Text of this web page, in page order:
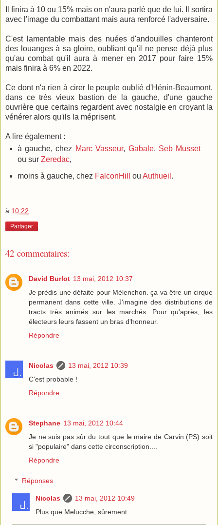
Il finira à 10 ou 15% mais on n'aura parlé que de lui. Il sortira
avec l'image du combattant mais aura renforcé l'adversaire.
C'est lamentable mais des nuées d'andouilles chanteront
des louanges à sa gloire, oubliant qu'il ne pense déjà plus
qu'au combat qu'il aura à mener en 2017 pour faire 15%
mais finira à 6% en 2022.
Ce dont n'a rien à cirer le peuple oublié d'Hénin-Beaumont,
dans ce très vieux bastion de la gauche, d'une gauche
ouvrière que certains regardent avec nostalgie en croyant la
vénérer alors qu'ils la méprisent.
A lire également :
à gauche, chez Marc Vasseur, Gabale, Seb Musset
ou sur Zeredac,
moins à gauche, chez FalconHill ou Authueil .
à 10:22
Partager
42 commentaires:
David Burlot 13 mai, 2012 10:37
Je prédis une défaite pour Mélenchon. ça va être un cirque
permanent dans cette ville. J'imagine des distributions de
tracts très animés sur les marchés. Pour qu'après, les
électeurs leurs fassent un bras d'honneur.
Répondre
Nicolas
13 mai, 2012 10:39
C'est probable !
Répondre
Stephane 13 mai, 2012 10:44
Je ne suis pas sûr du tout que le maire de Carvin (PS) soit
si "populaire" dans cette circonscription....
Répondre
Réponses
Nicolas
13 mai, 2012 10:49
Plus que Melucche, sûrement.